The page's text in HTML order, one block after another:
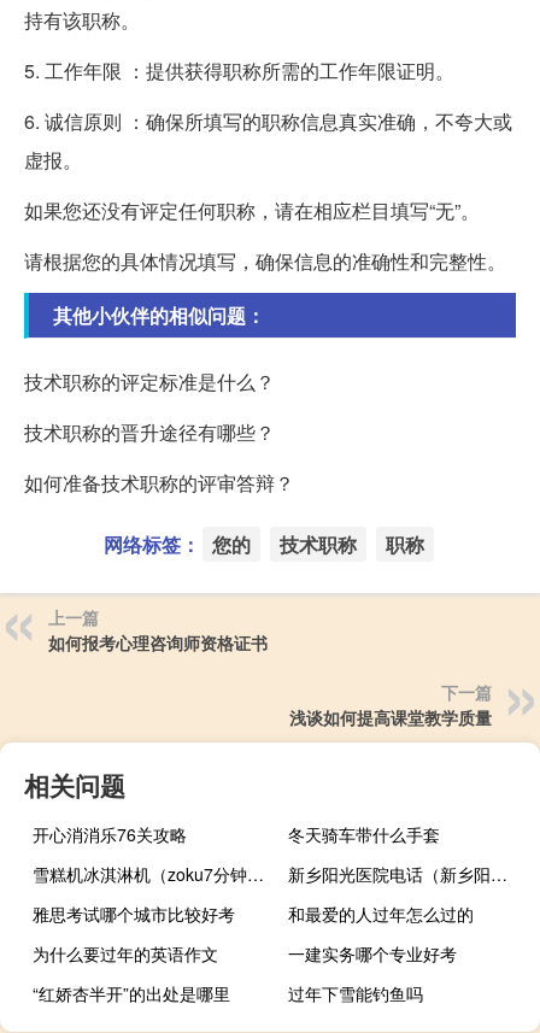
持有该职称。
5. 工作年限 ：提供获得职称所需的工作年限证明。
6. 诚信原则 ：确保所填写的职称信息真实准确，不夸大或
虚报。
如果您还没有评定任何职称，请在相应栏目填写“无”。
请根据您的具体情况填写，确保信息的准确性和完整性。
其他小伙伴的相似问题：
技术职称的评定标准是什么？
技术职称的晋升途径有哪些？
如何准备技术职称的评审答辩？
网络标签： 您的 技术职称 职称
上一篇
如何报考心理咨询师资格证书
下一篇
浅谈如何提高课堂教学质量
相关问题
开心消消乐76关攻略
冬天骑车带什么手套
雪糕机冰淇淋机（zoku7分钟神奇雪糕机）
新乡阳光医院电话（新乡阳光医院）
雅思考试哪个城市比较好考
和最爱的人过年怎么过的
为什么要过年的英语作文
一建实务哪个专业好考
“红娇杏半开”的出处是哪里
过年下雪能钓鱼吗